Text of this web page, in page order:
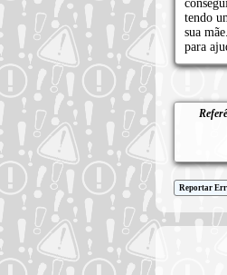
tendo
sua
para
Reportar